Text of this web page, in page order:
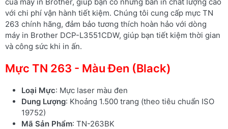
với chi phí vận hành tiết kiệm. Chúng tôi cung cấp mực TN
263 chính hãng, đảm bảo tương thích hoàn hảo với dòng
máy in Brother DCP-L3551CDW, giúp bạn tiết kiệm thời gian
và công sức khi in ấn.
Mực TN 263 - Màu Đen (Black)
Loại Mực: Mực laser màu đen
Dung Lượng: Khoảng 1.500 trang (theo tiêu chuẩn ISO
19752)
Mã Sản Phẩm: TN-263BK